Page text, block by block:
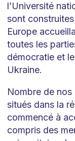
l’Université
sont construites
Europe
toutes les
démocratie et
Ukraine.
Nombre de
situés dans la
commencé à
compris des